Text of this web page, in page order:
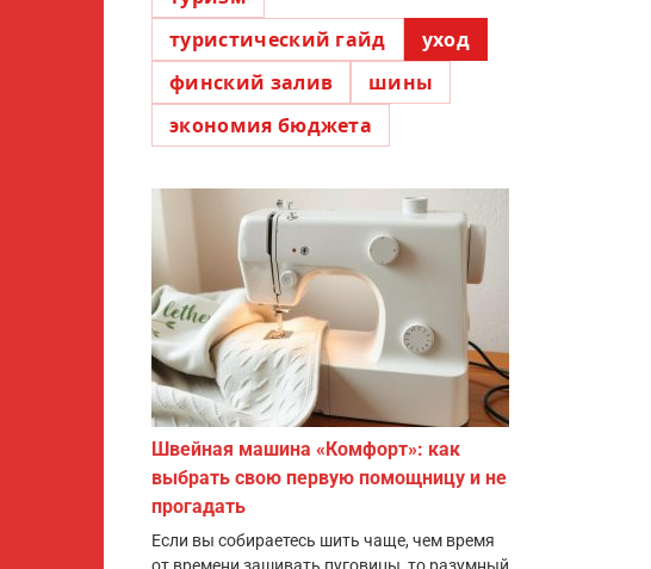
туристический гайд
уход
финский залив
шины
экономия бюджета
Швейная машина «Комфорт»: как
выбрать свою первую помощницу и не
прогадать
Если вы собираетесь шить чаще, чем время